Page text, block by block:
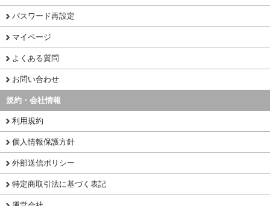
パスワード再設定
マイページ
よくある質問
お問い合わせ
規約・会社情報
利用規約
個人情報保護方針
外部送信ポリシー
特定商取引法に基づく表記